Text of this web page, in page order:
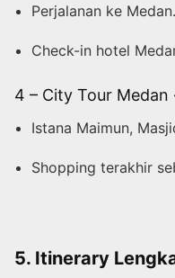
Perjalanan ke Medan.
Check-in hotel
4 – City Tour
Istana Maimun,
Shopping terakhir
5. Itinerary